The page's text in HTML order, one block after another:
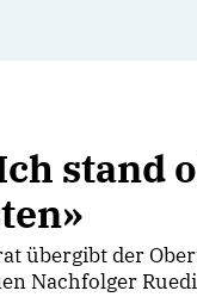
stand
übergibt der
Nachfolger